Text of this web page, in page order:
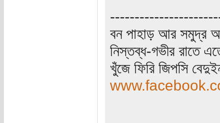
বন পাহাড় আর সমুদ্র
নিস্তব্ধ-গভীর রাতে
খুঁজে ফিরি জিপসি